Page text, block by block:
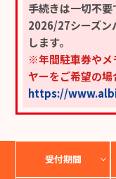
手続きは一切不要
2026/27シーズン
します。
※年間駐車券やメ
ヤーをご希望の場
https://
受付期間